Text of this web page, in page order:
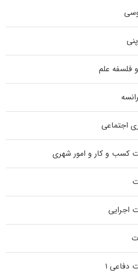
فلسفه علم
اجتماعی
کسب و کار و امور شهری
اجرایی
دفاعی ۱